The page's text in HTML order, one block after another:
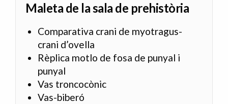
Maleta de la sala de prehistòria
Comparativa crani de myotragus-
crani d’ovella
Rèplica motlo de fosa de punyal i
punyal
Vas troncocònic
Vas-biberó